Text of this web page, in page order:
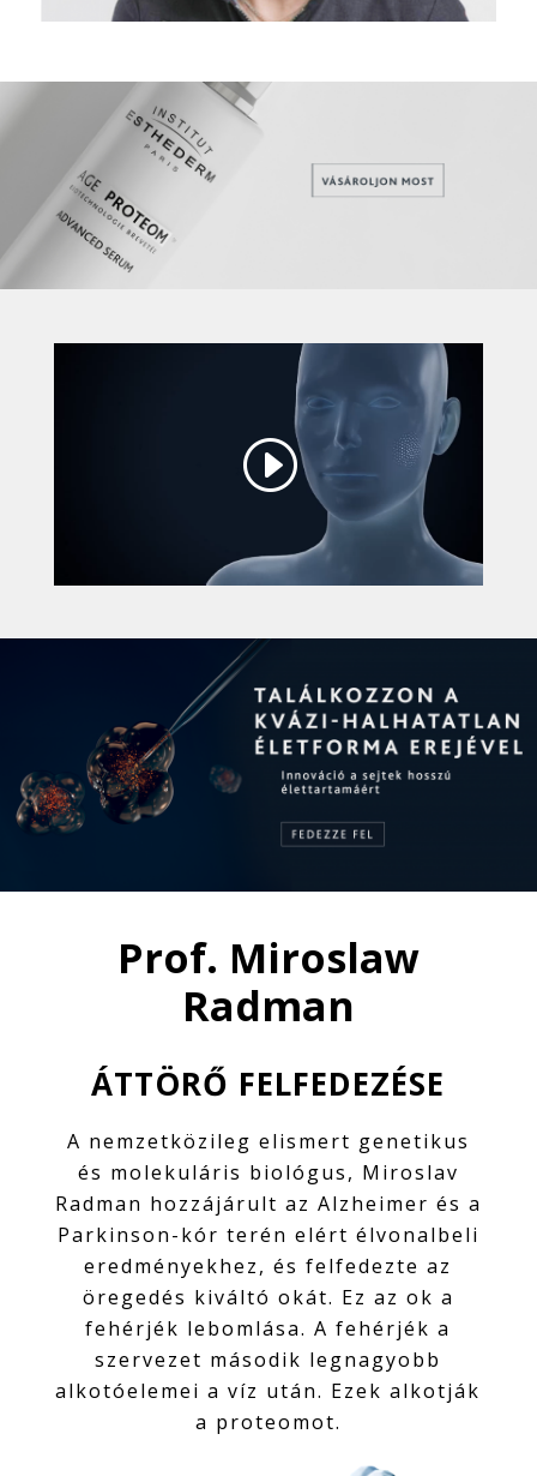
Prof. Miroslaw
Radman
ÁTTÖRŐ FELFEDEZÉSE
A nemzetközileg elismert genetikus
és molekuláris biológus, Miroslav
Radman hozzájárult az Alzheimer és a
Parkinson-kór terén elért élvonalbeli
eredményekhez, és felfedezte az
öregedés kiváltó okát. Ez az ok a
fehérjék lebomlása. A fehérjék a
szervezet második legnagyobb
alkotóelemei a víz után. Ezek alkotják
a proteomot.